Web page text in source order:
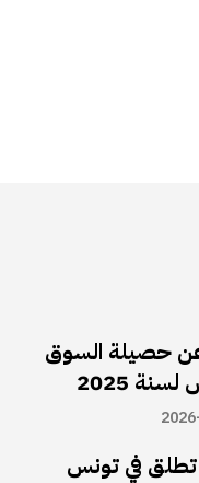
حصيلة السوق
2025
تطلق في تونس